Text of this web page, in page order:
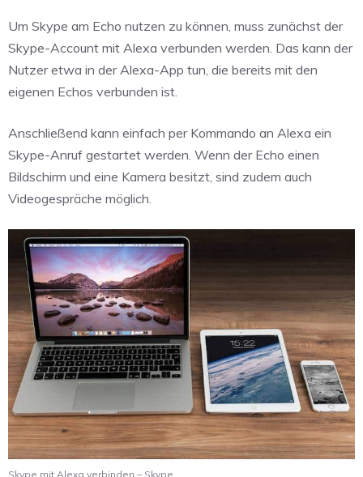
Um Skype am Echo nutzen zu können, muss zunächst der
Skype-Account mit Alexa verbunden werden. Das kann der
Nutzer etwa in der Alexa-App tun, die bereits mit den
eigenen Echos verbunden ist.
Anschließend kann einfach per Kommando an Alexa ein
Skype-Anruf gestartet werden. Wenn der Echo einen
Bildschirm und eine Kamera besitzt, sind zudem auch
Videogespräche möglich.
Skype mit Alexa verbinden – Skype